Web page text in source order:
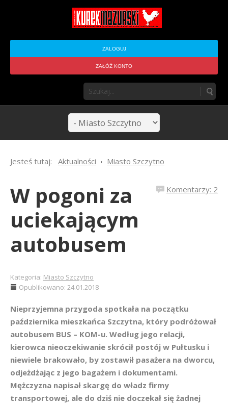
ZALOGUJ
ZAŁÓŻ KONTO
Jesteś tutaj: Aktualności Miasto Szczytno
Komentarzy: 2
W pogoni za
uciekającym
autobusem
Kategoria: Miasto Szczytno
Opublikowano: 24.01.2018
Nieprzyjemna przygoda spotkała na początku
października mieszkańca Szczytna, który podróżował
autobusem BUS – KOM-u. Według jego relacji,
kierowca nieoczekiwanie skrócił postój w Pułtusku i
niewiele brakowało, by zostawił pasażera na dworcu,
odjeżdżając z jego bagażem i dokumentami.
Mężczyzna napisał skargę do władz firmy
transportowej, ale do dziś nie doczekał się żadnej